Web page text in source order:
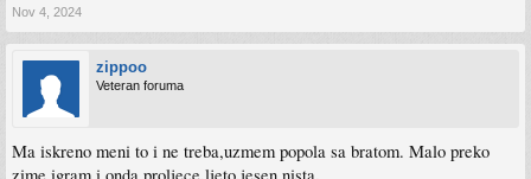
Nov 4, 2024
zippoo
Veteran foruma
Ma iskreno meni to i ne treba,uzmem popola sa bratom. Malo preko